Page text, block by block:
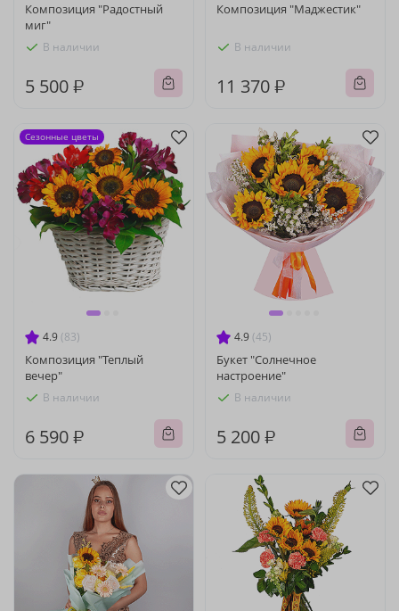
Композиция "Радостный
миг"
В наличии
5 500 ₽
Композиция "Маджестик"
В наличии
11 370 ₽
4.9 (83)
Композиция "Теплый
вечер"
В наличии
6 590 ₽
Сезонные цветы
4.9 (45)
Букет "Солнечное
настроение"
В наличии
5 200 ₽